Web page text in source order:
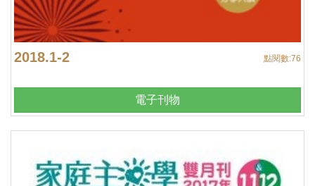
2018.1-2 點閱數:76
電子刊物